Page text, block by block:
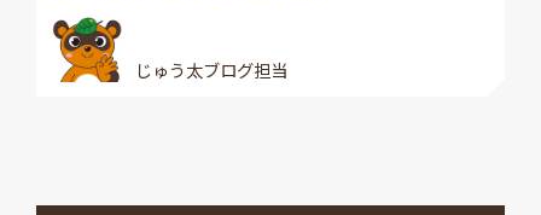
じゅう太ブログ担当